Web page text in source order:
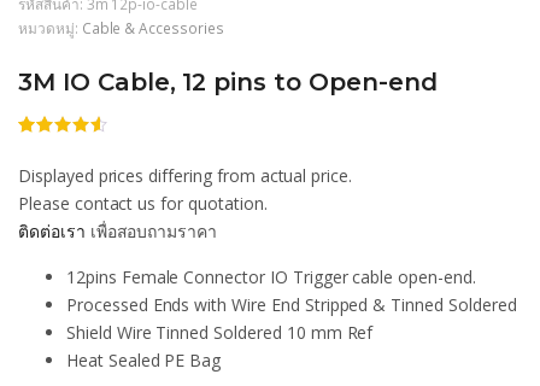
หมวดหมู่: Cable & Accessories
3M IO Cable, 12 pins to Open-end
คะแนน
4.47จาก
5 คะแนน
การให้
Displayed prices differing from actual price.
Please contact us for quotation.
ติดต่อเรา เพื่อสอบถามราคา
12pins Female Connector IO Trigger cable open-end.
Processed Ends with Wire End Stripped & Tinned Soldered
Shield Wire Tinned Soldered 10 mm Ref
Heat Sealed PE Bag